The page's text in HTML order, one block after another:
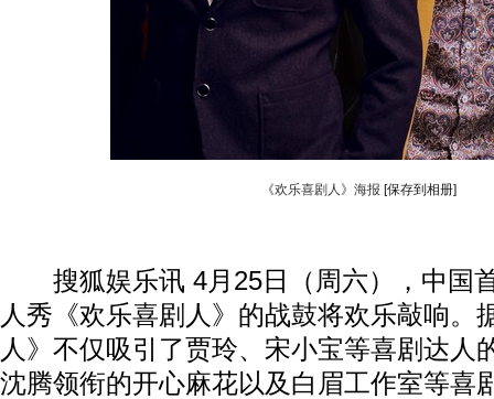
《欢乐喜剧人》海报 [保存到相册]
搜狐娱乐讯 4月25日（周六），中国
人秀《欢乐喜剧人》的战鼓将欢乐敲响。
人》不仅吸引了贾玲、宋小宝等喜剧达人
沈腾领衔的开心麻花以及白眉工作室等喜
动物系恋人啊 | 钟欣潼体验爱情哲学 南